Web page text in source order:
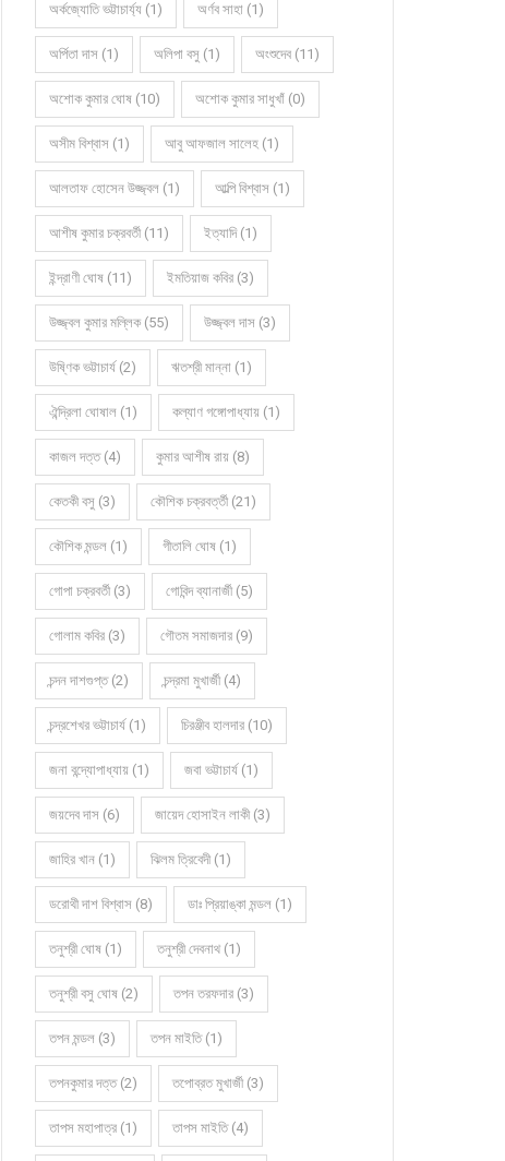
অর্কজ্যোতি ভট্টাচার্য্য (1) অর্ণব সাহা (1)
অর্পিতা দাস (1) অলিপা বসু (1) অংশুদেব (11)
অশোক কুমার ঘোষ (10) অশোক কুমার সাধুখাঁ (0)
অসীম বিশ্বাস (1) আবু আফজাল সালেহ (1)
আলতাফ হোসেন উজ্জ্বল (1) আল্পি বিশ্বাস (1)
আশীষ কুমার চক্রবর্তী (11) ইত্যাদি (1)
ইন্দ্রাণী ঘোষ (11) ইমতিয়াজ কবির (3)
উজ্জ্বল কুমার মল্লিক (55) উজ্জ্বল দাস (3)
উষ্ণিক ভট্টাচার্য (2) ঋতশ্রী মান্না (1)
ঐন্দ্রিলা ঘোষাল (1) কল্যাণ গঙ্গোপাধ্যায় (1)
কাজল দত্ত (4) কুমার আশীষ রায় (8)
কেতকী বসু (3) কৌশিক চক্রবর্ত্তী (21)
কৌশিক মন্ডল (1) গীতালি ঘোষ (1)
গোপা চক্রবর্তী (3) গোবিন্দ ব্যানার্জী (5)
গোলাম কবির (3) গৌতম সমাজদার (9)
চন্দন দাশগুপ্ত (2) চন্দ্রমা মুখার্জী (4)
চন্দ্রশেখর ভট্টাচার্য (1) চিরঞ্জীব হালদার (10)
জনা বন্দ্যোপাধ্যায় (1) জবা ভট্টাচার্য (1)
জয়দেব দাস (6) জায়েদ হোসাইন লাকী (3)
জাহির খান (1) ঝিলম ত্রিবেদী (1)
ডরোথী দাশ বিশ্বাস (8) ডাঃ প্রিয়াঙ্কা মন্ডল (1)
তনুশ্রী ঘোষ (1) তনুশ্রী দেবনাথ (1)
তনুশ্রী বসু ঘোষ (2) তপন তরফদার (3)
তপন মন্ডল (3) তপন মাইতি (1)
তপনকুমার দত্ত (2) তপোব্রত মুখার্জী (3)
তাপস মহাপাত্র (1) তাপস মাইতি (4)